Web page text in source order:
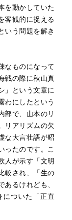
を動かしていた
客観的に捉える
いう問題を解き
なものになって
戦の際に秋山真
」という文章に
わにしたという
部で、山本のリ
リアリズムの欠
な大言壮語が昭
ったのです。こ
人が示す「文明
較され、「生の
るけれども、
についた「正直